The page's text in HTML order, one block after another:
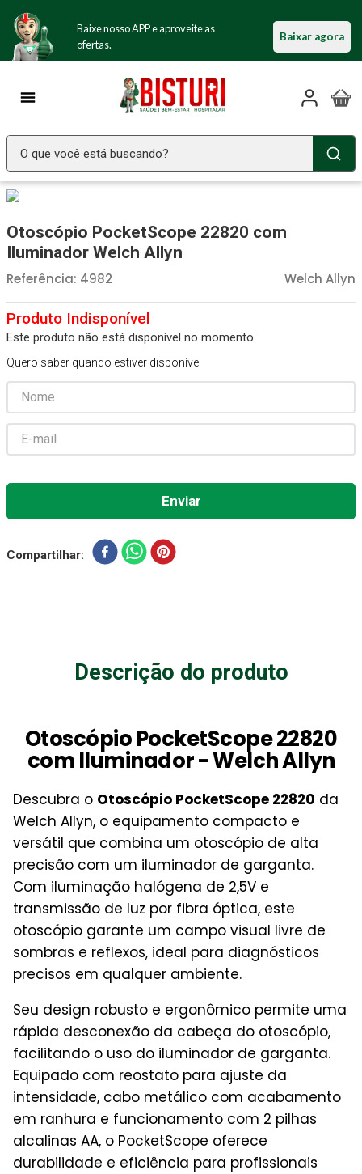
Baixe nosso APP e aproveite as
ofertas.
Baixar agora
O que você está buscando?
Otoscópio PocketScope 22820 com
Iluminador Welch Allyn
Welch Allyn
Referência: 4982
Este produto não está disponível no momento
Quero saber quando estiver disponível
Compartilhar
Descrição do produto
Otoscópio PocketScope 22820
com Iluminador - Welch Allyn
Descubra o Otoscópio PocketScope 22820 da
Welch Allyn, o equipamento compacto e
versátil que combina um otoscópio de alta
precisão com um iluminador de garganta.
Com iluminação halógena de 2,5V e
transmissão de luz por fibra óptica, este
otoscópio garante um campo visual livre de
sombras e reflexos, ideal para diagnósticos
precisos em qualquer ambiente.
Seu design robusto e ergonômico permite uma
rápida desconexão da cabeça do otoscópio,
facilitando o uso do iluminador de garganta.
Equipado com reostato para ajuste da
intensidade, cabo metálico com acabamento
em ranhura e funcionamento com 2 pilhas
alcalinas AA, o PocketScope oferece
durabilidade e eficiência para profissionais
2º Fralda Geriatrica
3º Luva Latex
4º Estetoscopio Littmann
5º Aparelho Pressão
6 º Littmann
Absorvente Geriatrico
8º Gaze Esteril
9º